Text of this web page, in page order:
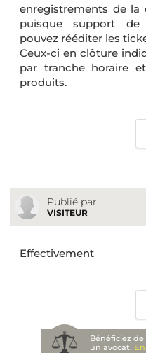
enregistrements de la
puisque support
pouvez rééditer les
Ceux-ci en clôture
par tranche horaire
produits.
Publié par
VISITEUR
Effectivement
Bénéficiez de
un avocat.